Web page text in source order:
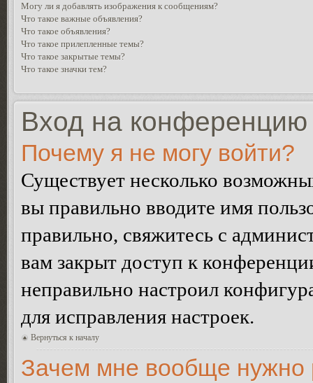
Могу ли я добавлять изображения к сообщениям?
Что такое важные объявления?
Что такое объявления?
Что такое прилепленные темы?
Что такое закрытые темы?
Что такое значки тем?
Вход на конференцию
Почему я не могу войти?
Существует несколько
вы правильно вводите имя
правильно, свяжитесь с
вам закрыт доступ к
неправильно настроил
для исправления настроек.
Вернуться к началу
Зачем мне вообще нужно